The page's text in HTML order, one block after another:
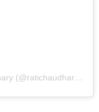
Публикация, споделена от Rati Chaudhary (@ratichaudhary)